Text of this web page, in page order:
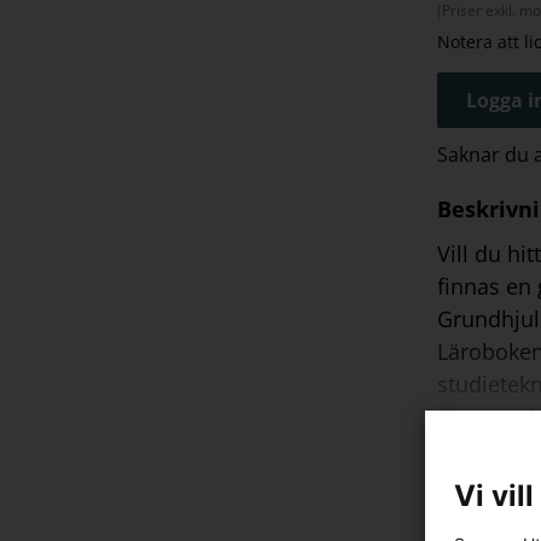
(Priser exkl.
Notera att
Logga
Saknar du
Vill du
finnas en
Vi vill